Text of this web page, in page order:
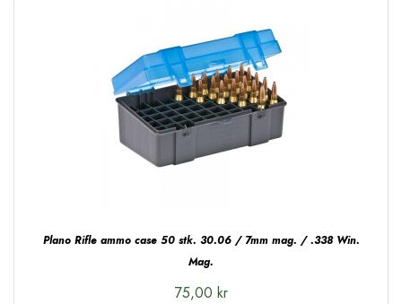
Plano Rifle ammo case 50 stk. 30.06 / 7mm mag. / .338 Win.
Mag.
75,00 kr